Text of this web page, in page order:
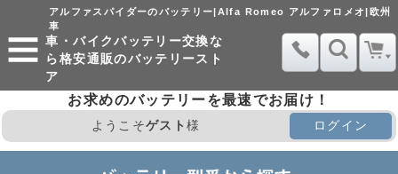
アルファスパイダーのバッテリー|Alfa Romeo アルファロメオ|欧州
車
車・バイクバッテリー交換な
ら格安通販のバッテリースト
ア
お求めのバッテリーを最速でお届け！
ようこそゲスト様 ログイン